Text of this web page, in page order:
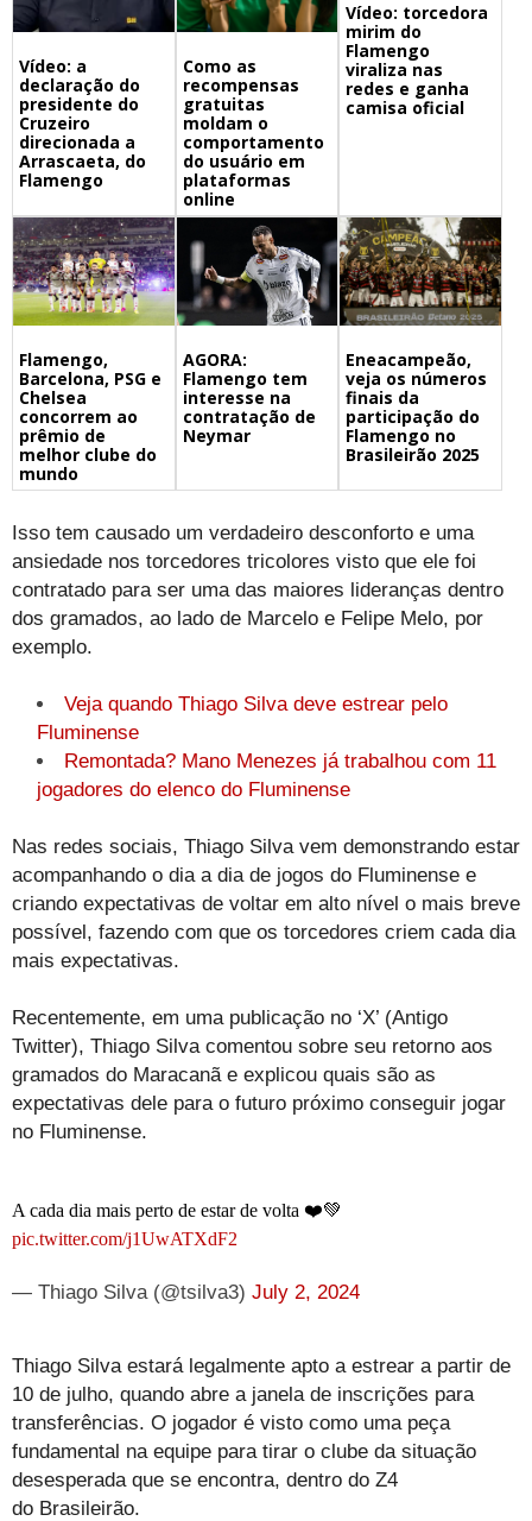
Vídeo: a
declaração do
presidente do
Cruzeiro
direcionada a
Arrascaeta, do
Flamengo
Como as
recompensas
gratuitas
moldam o
comportamento
do usuário em
plataformas
online
Vídeo: torcedora
mirim do
Flamengo
viraliza nas
redes e ganha
camisa oficial
Flamengo,
Barcelona, PSG e
Chelsea
concorrem ao
prêmio de
melhor clube do
mundo
AGORA:
Flamengo tem
interesse na
contratação de
Neymar
Eneacampeão,
veja os números
finais da
participação do
Flamengo no
Brasileirão 2025
Isso tem causado um verdadeiro desconforto e uma
ansiedade nos torcedores tricolores visto que ele foi
contratado para ser uma das maiores lideranças dentro
dos gramados, ao lado de Marcelo e Felipe Melo, por
exemplo.
Veja quando Thiago Silva deve estrear pelo
Fluminense
Remontada? Mano Menezes já trabalhou com 11
jogadores do elenco do Fluminense
Nas redes sociais, Thiago Silva vem demonstrando estar
acompanhando o dia a dia de jogos do Fluminense e
criando expectativas de voltar em alto nível o mais breve
possível, fazendo com que os torcedores criem cada dia
mais expectativas.
Recentemente, em uma publicação no ‘X’ (Antigo
Twitter), Thiago Silva comentou sobre seu retorno aos
gramados do Maracanã e explicou quais são as
expectativas dele para o futuro próximo conseguir jogar
no Fluminense.
A cada dia mais perto de estar de volta ❤️💚
pic.twitter.com/j1UwATXdF2
— Thiago Silva (@tsilva3) July 2, 2024
Thiago Silva estará legalmente apto a estrear a partir de
10 de julho, quando abre a janela de inscrições para
transferências. O jogador é visto como uma peça
fundamental na equipe para tirar o clube da situação
desesperada que se encontra, dentro do Z4
do Brasileirão.